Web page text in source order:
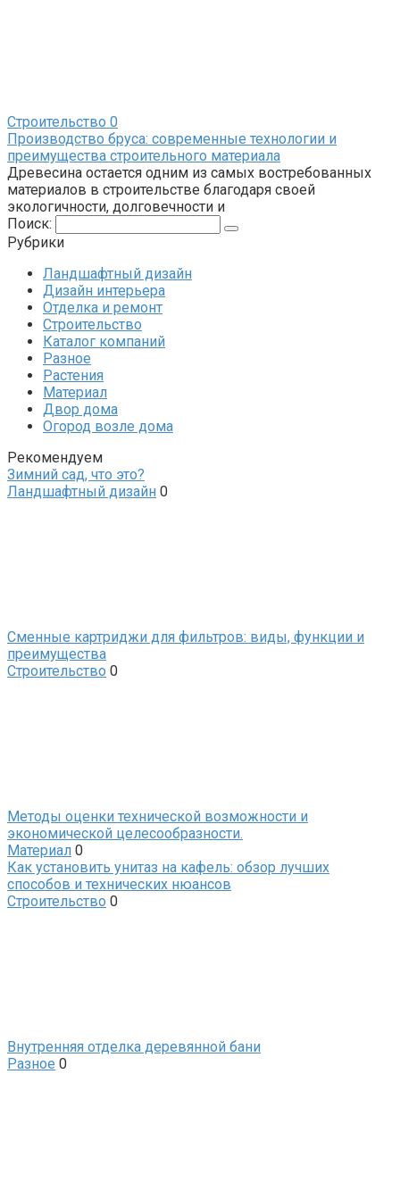
Строительство 0
Производство бруса: современные технологии и
преимущества строительного материала
Древесина остается одним из самых востребованных
материалов в строительстве благодаря своей
экологичности, долговечности и
Поиск:
Рубрики
Ландшафтный дизайн
Дизайн интерьера
Отделка и ремонт
Строительство
Каталог компаний
Разное
Растения
Материал
Двор дома
Огород возле дома
Рекомендуем
Зимний сад, что это?
Ландшафтный дизайн 0
Сменные картриджи для фильтров: виды, функции и
преимущества
Строительство 0
Методы оценки технической возможности и
экономической целесообразности.
Материал 0
Как установить унитаз на кафель: обзор лучших
способов и технических нюансов
Строительство 0
Внутренняя отделка деревянной бани
Разное 0